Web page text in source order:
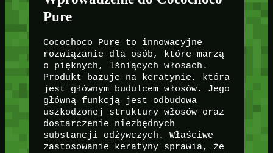
Pure
Cocochoco Pure to innowacyjne
rozwiązanie dla osób, które marzą
o pięknych, lśniących włosach.
Produkt bazuje na keratynie, która
jest głównym budulcem włosów. Jego
główną funkcją jest odbudowa
uszkodzonej struktury włosów oraz
dostarczenie niezbędnych
substancji odżywczych. Właściwe
zastosowanie keratyny sprawia, że